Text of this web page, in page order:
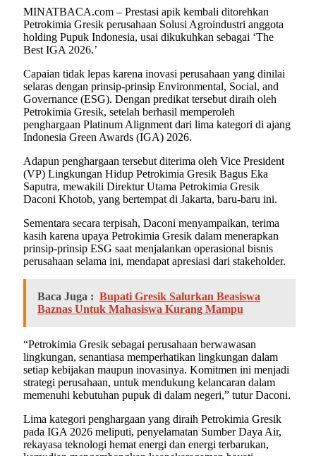
MINATBACA.com – Prestasi apik kembali ditorehkan
Petrokimia Gresik perusahaan Solusi Agroindustri anggota
holding Pupuk Indonesia, usai dikukuhkan sebagai ‘The
Best IGA 2026.’
Capaian tidak lepas karena inovasi perusahaan yang dinilai
selaras dengan prinsip-prinsip Environmental, Social, and
Governance (ESG). Dengan predikat tersebut diraih oleh
Petrokimia Gresik, setelah berhasil memperoleh
penghargaan Platinum Alignment dari lima kategori di ajang
Indonesia Green Awards (IGA) 2026.
Adapun penghargaan tersebut diterima oleh Vice President
(VP) Lingkungan Hidup Petrokimia Gresik Bagus Eka
Saputra, mewakili Direktur Utama Petrokimia Gresik
Daconi Khotob, yang bertempat di Jakarta, baru-baru ini.
Sementara secara terpisah, Daconi menyampaikan, terima
kasih karena upaya Petrokimia Gresik dalam menerapkan
prinsip-prinsip ESG saat menjalankan operasional bisnis
perusahaan selama ini, mendapat apresiasi dari stakeholder.
Baca Juga : Bupati Gresik Salurkan Beasiswa
Baznas Untuk Mahasiswa Kurang Mampu
“Petrokimia Gresik sebagai perusahaan berwawasan
lingkungan, senantiasa memperhatikan lingkungan dalam
setiap kebijakan maupun inovasinya. Komitmen ini menjadi
strategi perusahaan, untuk mendukung kelancaran dalam
memenuhi kebutuhan pupuk di dalam negeri,” tutur Daconi.
Lima kategori penghargaan yang diraih Petrokimia Gresik
pada IGA 2026 meliputi, penyelamatan Sumber Daya Air,
rekayasa teknologi hemat energi dan energi terbarukan,